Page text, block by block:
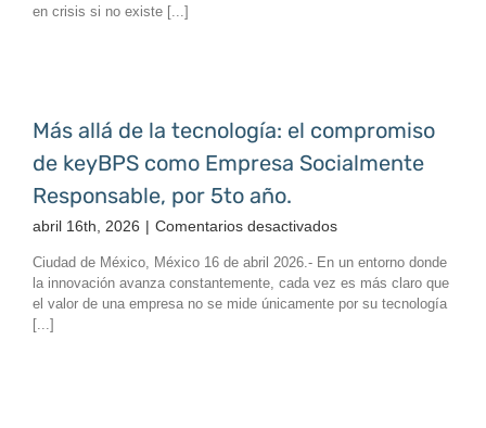
actuar
en
en crisis si no existe [...]
Más allá de la tecnología: el compromiso
de keyBPS como Empresa Socialmente
Responsable, por 5to año.
abril 16th, 2026 | Comentarios desactivadosen
allá
de
la
Ciudad de México, México 16 de abril 2026.- En un entorno donde
la innovación avanza constantemente, cada vez es más claro que
el valor de una empresa no se mide únicamente por su tecnología
[...]